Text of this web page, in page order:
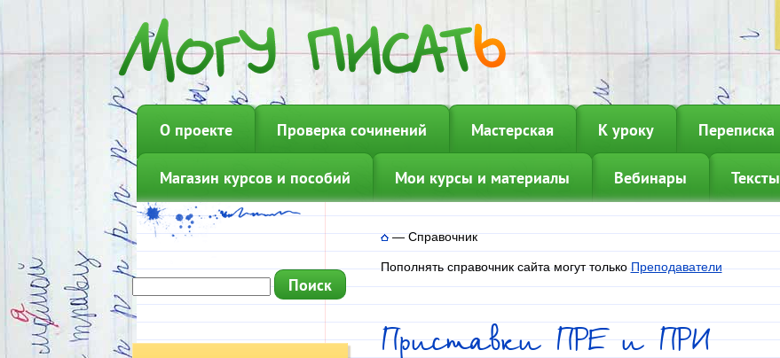
О проекте Проверка сочинений Мастерская К уроку Переписка
Магазин курсов и пособий Мои курсы и материалы Вебинары Тексты
—Справочник
Пополнять справочник сайта могут толькоПреподаватели
Приставки ПРЕ и ПРИ